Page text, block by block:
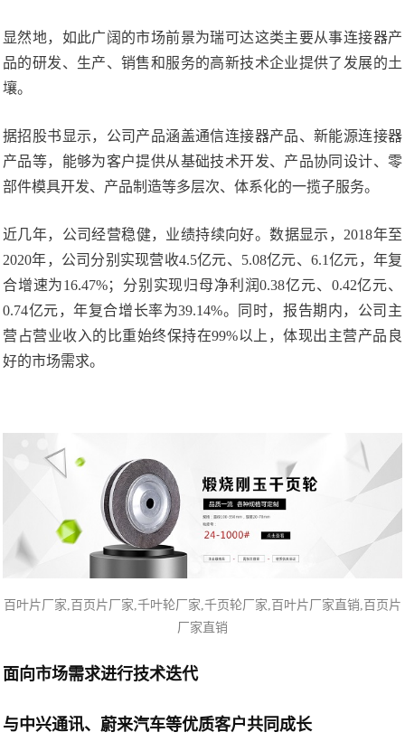
显然地，如此广阔的市场前景为瑞可达这类主要从事连接器产
品的研发、生产、销售和服务的高新技术企业提供了发展的土
壤。
据招股书显示，公司产品涵盖通信连接器产品、新能源连接器
产品等，能够为客户提供从基础技术开发、产品协同设计、零
部件模具开发、产品制造等多层次、体系化的一揽子服务。
近几年，公司经营稳健，业绩持续向好。数据显示，2018年至
2020年，公司分别实现营收4.5亿元、5.08亿元、6.1亿元，年复
合增速为16.47%；分别实现归母净利润0.38亿元、0.42亿元、
0.74亿元，年复合增长率为39.14%。同时，报告期内，公司主
营占营业收入的比重始终保持在99%以上，体现出主营产品良
好的市场需求。
百叶片厂家,百页片厂家,千叶轮厂家,千页轮厂家,百叶片厂家直销,百页片
厂家直销
面向市场需求进行技术迭代
与中兴通讯、蔚来汽车等优质客户共同成长